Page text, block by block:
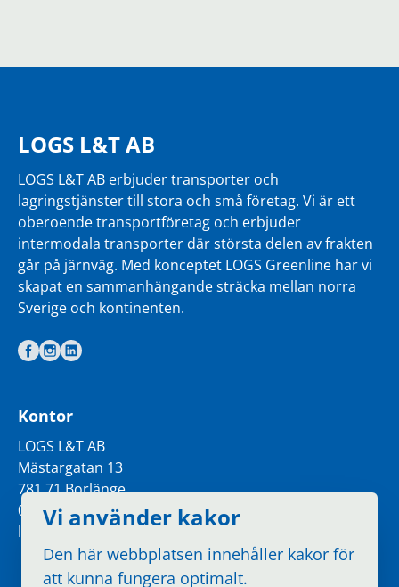
LOGS L&T AB
LOGS L&T AB erbjuder transporter och
lagringstjänster till stora och små företag. Vi är ett
oberoende transportföretag och erbjuder
intermodala transporter där största delen av frakten
går på järnväg. Med konceptet LOGS Greenline har vi
skapat en sammanhängande sträcka mellan norra
Sverige och kontinenten.
Kontor
LOGS L&T AB
Mästargatan 13
781 71 Borlänge
0243-22 40 70
logs@logs.se
Vi använder kakor
Den här webbplatsen innehåller kakor för
att kunna fungera optimalt.